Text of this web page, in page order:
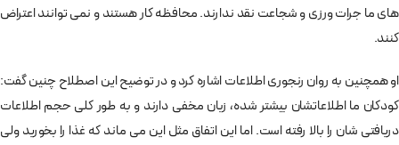
های ما جرات ورزی و شجاعت نقد ندارند. محافظه کار هستند و نمی توانند اعتراض
کنند.
او همچنین به روان رنجوری اطلاعات اشاره کرد و در توضیح این اصطلاح چنین گفت:
کودکان ما اطلاعاتشان بیشتر شده، زبان مخفی دارند و به طور کلی حجم اطلاعات
دریافتی شان را بالا رفته است. اما این اتفاق مثل این می ماند که غذا را بخورید ولی